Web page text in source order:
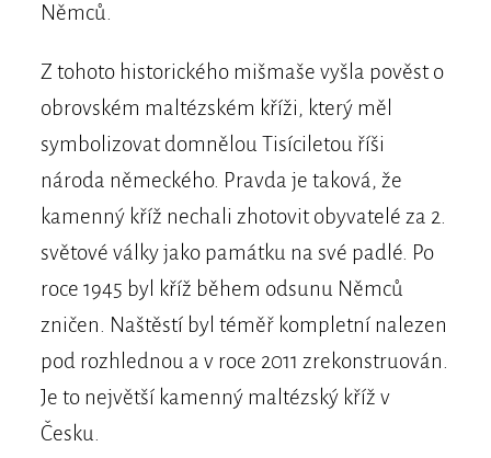
Němců.
Z tohoto historického mišmaše vyšla pověst o
obrovském maltézském kříži, který měl
symbolizovat domnělou Tisíciletou říši
národa německého. Pravda je taková, že
kamenný kříž nechali zhotovit obyvatelé za 2.
světové války jako památku na své padlé. Po
roce 1945 byl kříž během odsunu Němců
zničen. Naštěstí byl téměř kompletní nalezen
pod rozhlednou a v roce 2011 zrekonstruován.
Je to největší kamenný maltézský kříž v
Česku.